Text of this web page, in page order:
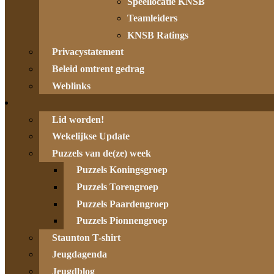
Teamleiders
KNSB Ratings
Privacystatement
Beleid omtrent gedrag
Weblinks
Lid worden!
Wekelijkse Update
Puzzels van de(ze) week
Puzzels Koningsgroep
Puzzels Torengroep
Puzzels Paardengroep
Puzzels Pionnengroep
Staunton T-shirt
Jeugdagenda
Jeugdblog